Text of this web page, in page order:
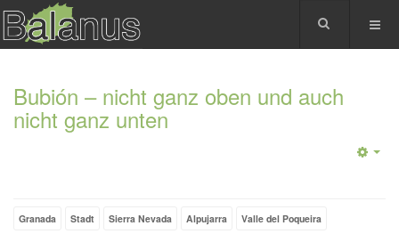
Bubión – nicht ganz oben und auch
nicht ganz unten
Granada Stadt Sierra Nevada Alpujarra Valle del Poqueira